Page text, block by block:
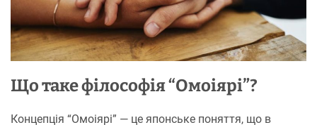
Що таке філософія “Омоіярі”?
Концепція “Омоіярі” — це японське поняття, що в